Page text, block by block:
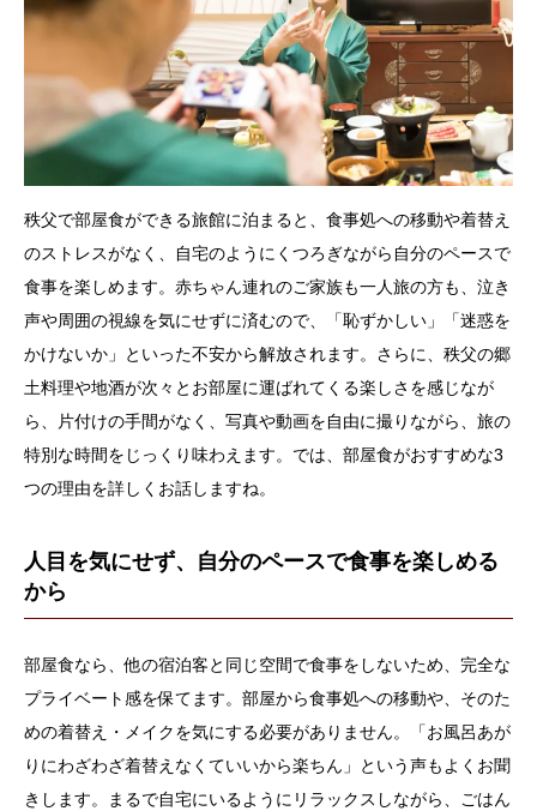
秩父で部屋食ができる旅館に泊まると、食事処への移動や着替え
のストレスがなく、自宅のようにくつろぎながら自分のペースで
食事を楽しめます。赤ちゃん連れのご家族も一人旅の方も、泣き
声や周囲の視線を気にせずに済むので、「恥ずかしい」「迷惑を
かけないか」といった不安から解放されます。さらに、秩父の郷
土料理や地酒が次々とお部屋に運ばれてくる楽しさを感じなが
ら、片付けの手間がなく、写真や動画を自由に撮りながら、旅の
特別な時間をじっくり味わえます。では、部屋食がおすすめな3
つの理由を詳しくお話しますね。​
人目を気にせず、自分のペースで食事を楽しめる
から
部屋食なら、他の宿泊客と同じ空間で食事をしないため、完全な
プライベート感を保てます。部屋から食事処への移動や、そのた
めの着替え・メイクを気にする必要がありません。「お風呂あが
りにわざわざ着替えなくていいから楽ちん」という声もよくお聞
きします。まるで自宅にいるようにリラックスしながら、ごはん